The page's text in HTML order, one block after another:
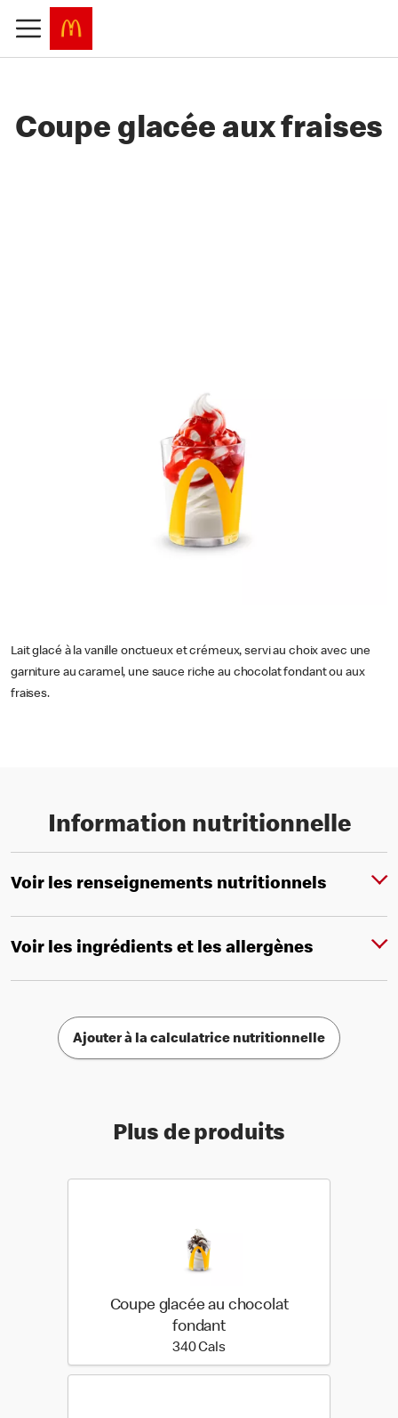
Coupe glacée aux fraises
Lait glacé à la vanille onctueux et crémeux, servi au choix avec une
garniture au caramel, une sauce riche au chocolat fondant ou aux
fraises.
Information nutritionnelle
Voir les renseignements nutritionnels
Voir les ingrédients et les allergènes
Ajouter à la calculatrice nutritionnelle
Plus de produits
Coupe glacée au chocolat
fondant
340 Cals340 calories